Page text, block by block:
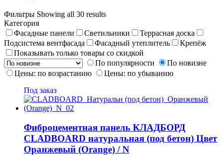
Фильтры Showing all 30 results
Категория
Фасадные панели
Светильники
Террасная доска
Подсистема вентфасада
Фасадный утеплитель
Крепёж
Показывать только товары со скидкой
По популярности
По новизне
Цены: по возрастанию
Цены: по убыванию
Под заказ
Фиброцементная панель КЛАДБОРД
CLADBOARD натуральная (под бетон) Цвет
Оранжевый (Orange) / N